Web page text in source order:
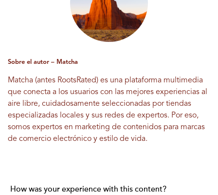
Sobre el autor – Matcha
Matcha (antes RootsRated) es una plataforma multimedia
que conecta a los usuarios con las mejores experiencias al
aire libre, cuidadosamente seleccionadas por tiendas
especializadas locales y sus redes de expertos. Por eso,
somos expertos en marketing de contenidos para marcas
de comercio electrónico y estilo de vida.